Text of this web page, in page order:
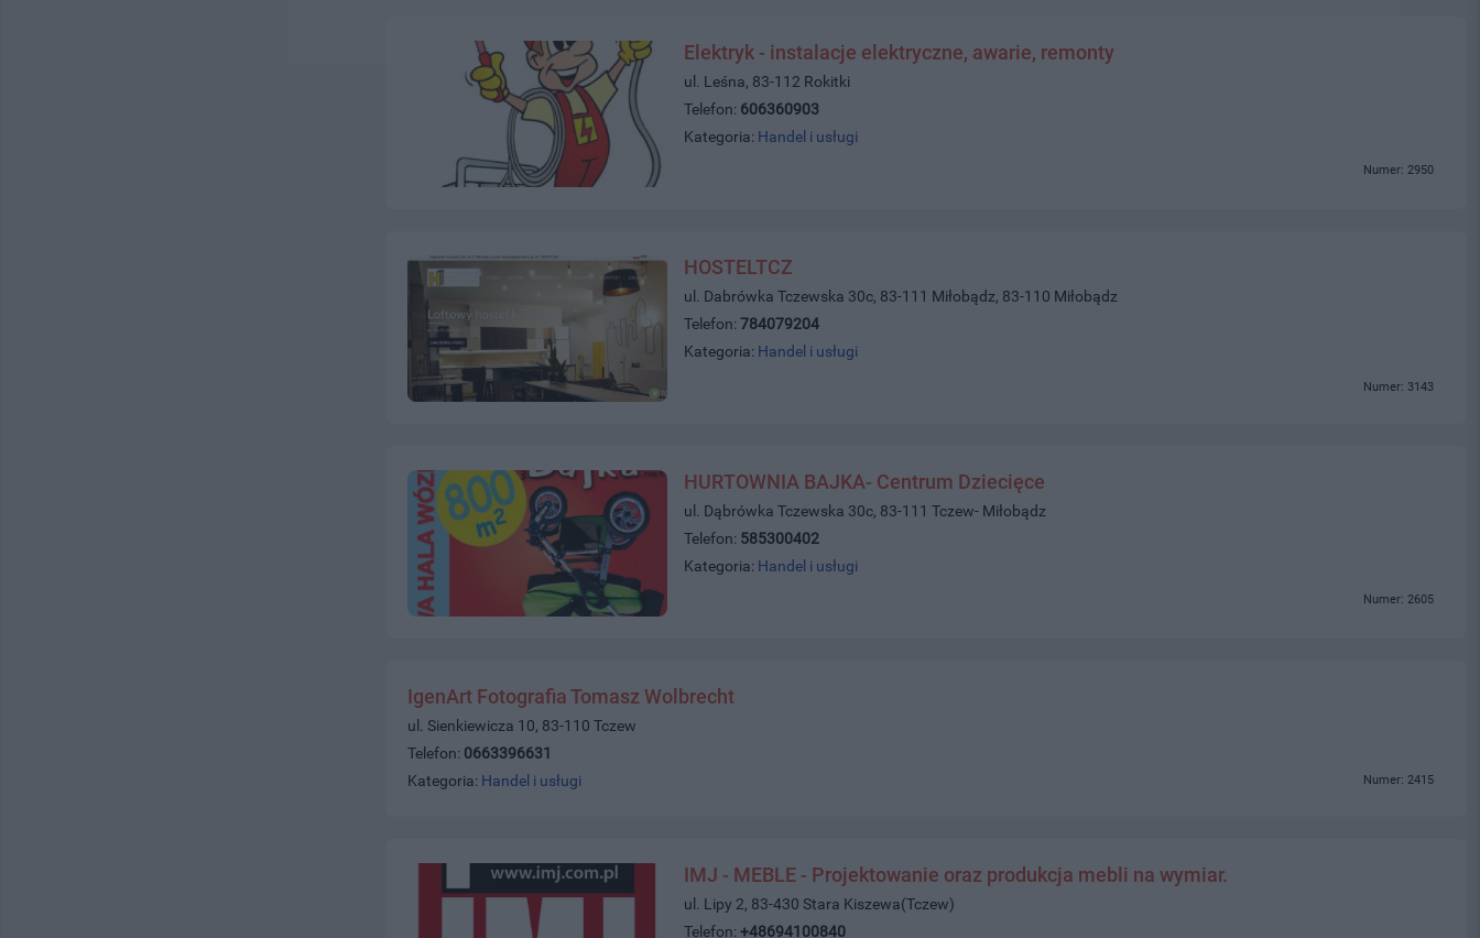
Elektryk - instalacje elektryczne, awarie, remonty
ul. Leśna, 83-112 Rokitki
Telefon: 606360903
Kategoria: Handel i usługi
Numer: 2950
HOSTELTCZ
ul. Dabrówka Tczewska 30c, 83-111 Miłobądz, 83-110 Miłobądz
Telefon:784079204
Kategoria: Handel i usługi
Numer: 3143
HURTOWNIA BAJKA- Centrum Dziecięce
ul. Dąbrówka Tczewska 30c, 83-111 Tczew- Miłobądz
Telefon: 585300402
Kategoria: Handel i usługi
Numer: 2605
IgenArt Fotografia Tomasz Wolbrecht
ul. Sienkiewicza 10, 83-110 Tczew
Telefon: 0663396631
Kategoria: Handel i usługi Numer: 2415
IMJ - MEBLE - Projektowanie oraz produkcja mebli na wymiar.
ul. Lipy 2, 83-430 Stara Kiszewa(Tczew)
Telefon:+48694100840